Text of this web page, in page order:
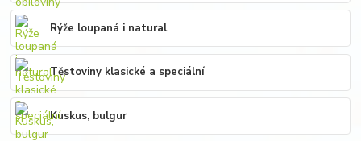
Rýže loupaná i natural
Těstoviny klasické a speciální
Kuskus, bulgur